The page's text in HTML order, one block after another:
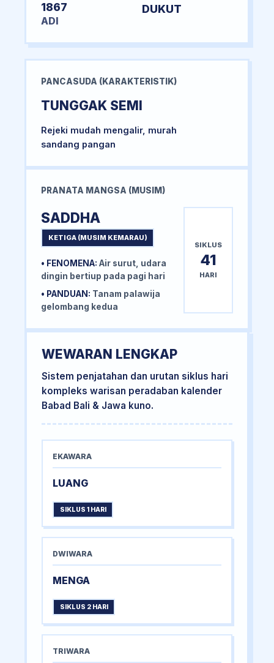
1867
ADI
DUKUT
PANCASUDA (KARAKTERISTIK)
TUNGGAK SEMI
Rejeki mudah mengalir, murah
sandang pangan
PRANATA MANGSA (MUSIM)
SADDHA
KETIGA (MUSIM KEMARAU)
• FENOMENA: Air surut, udara
dingin bertiup pada pagi hari
• PANDUAN: Tanam palawija
gelombang kedua
SIKLUS
41
HARI
WEWARAN LENGKAP
Sistem penjatahan dan urutan siklus hari
kompleks warisan peradaban kalender
Babad Bali & Jawa kuno.
EKAWARA
LUANG
SIKLUS 1 HARI
DWIWARA
MENGA
SIKLUS 2 HARI
TRIWARA